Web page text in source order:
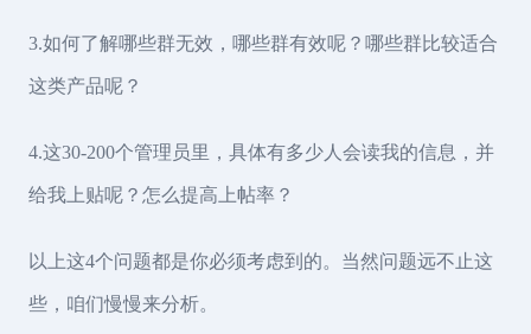
3.如何了解哪些群无效，哪些群有效呢？哪些群比较适合
这类产品呢？
4.这30-200个管理员里，具体有多少人会读我的信息，并
给我上贴呢？怎么提高上帖率？
以上这4个问题都是你必须考虑到的。当然问题远不止这
些，咱们慢慢来分析。